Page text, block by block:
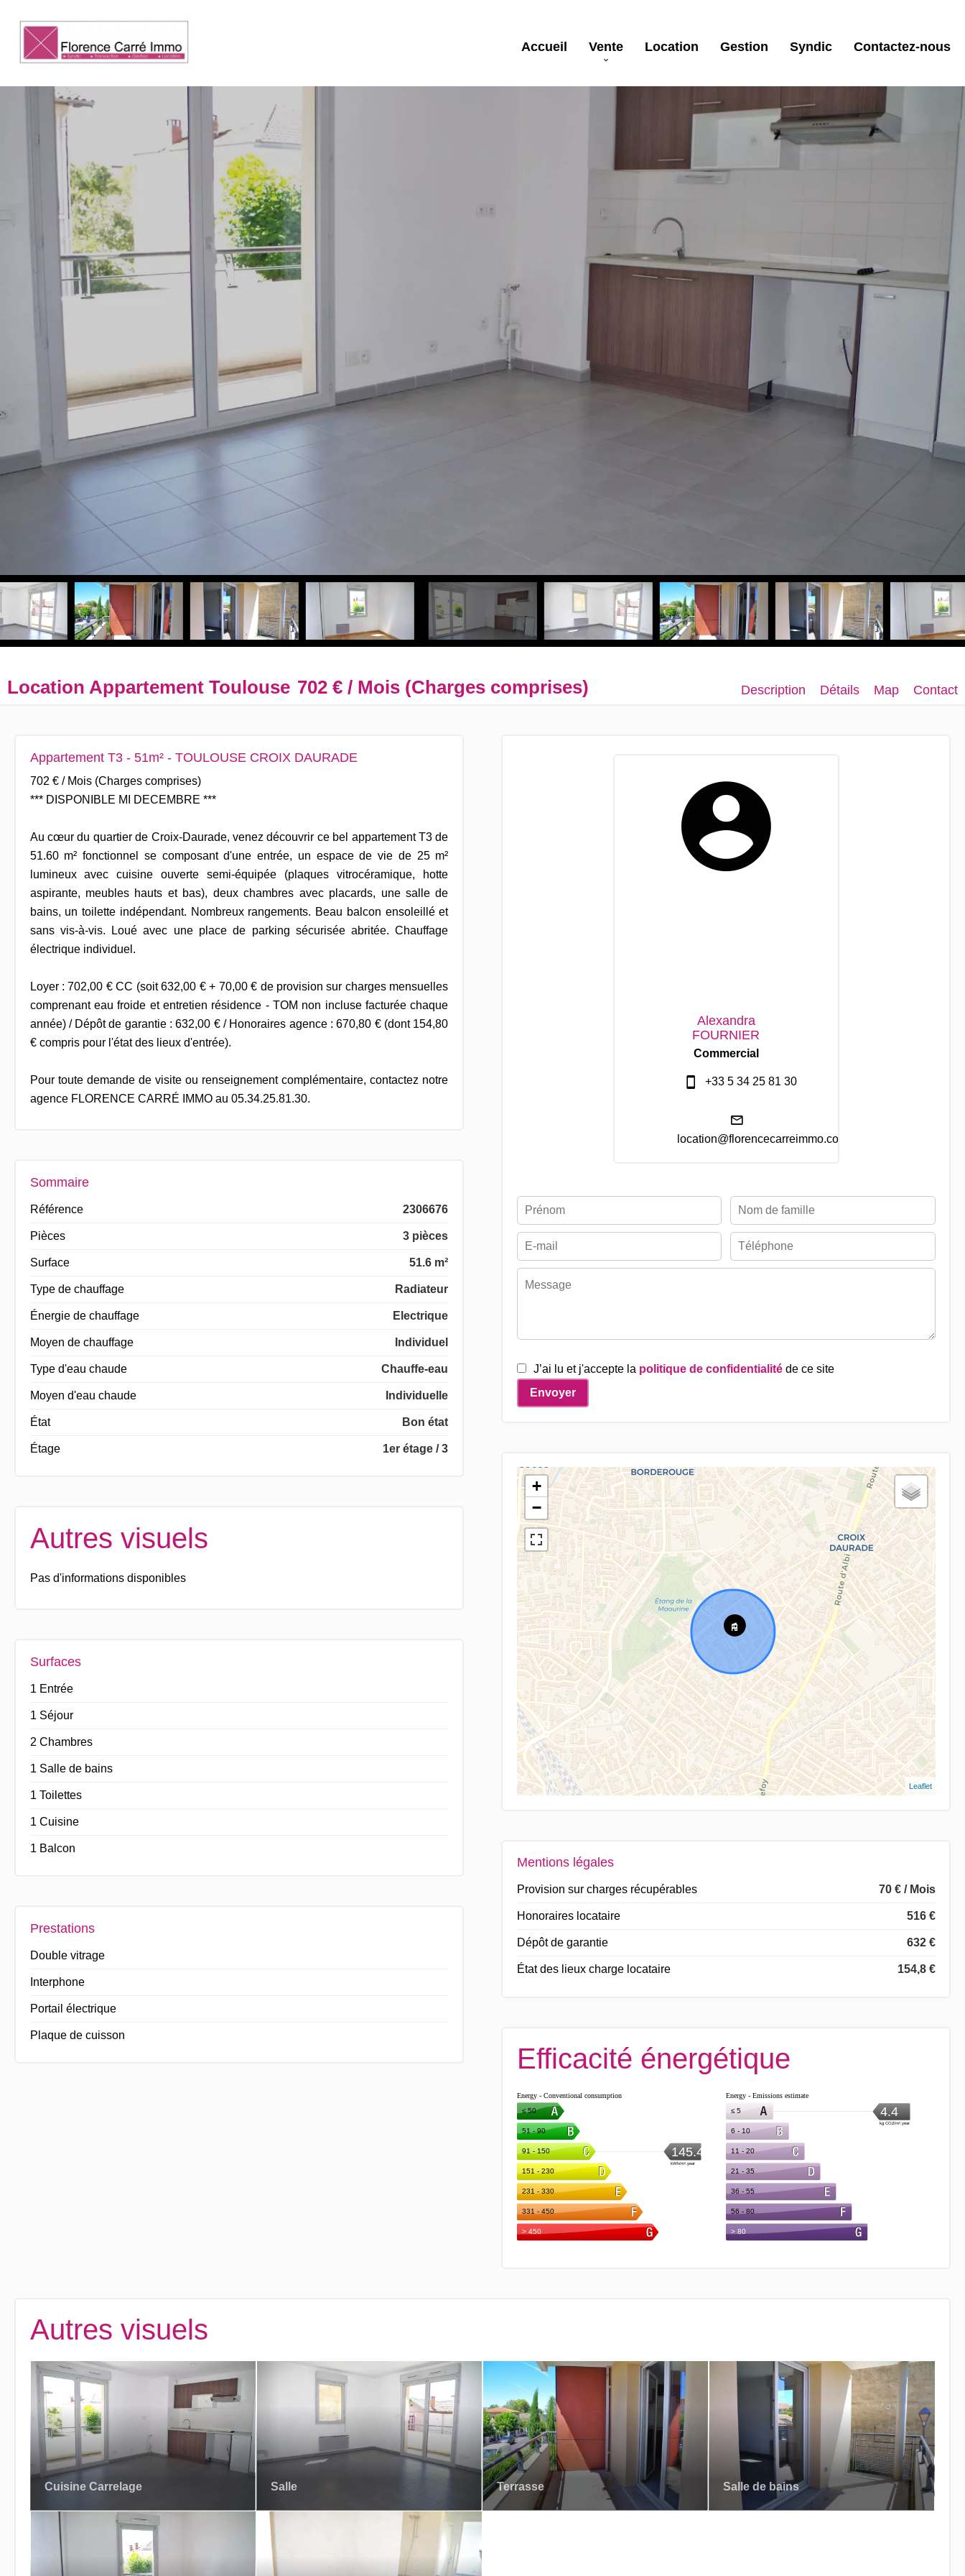
Accueil Vente Location Gestion Syndic Contactez-nous
Location Appartement Toulouse 702 € / Mois (Charges comprises) Description Détails Map Contact
Appartement T3 - 51m² - TOULOUSE CROIX DAURADE
702 € / Mois (Charges comprises)
*** DISPONIBLE MI DECEMBRE ***
Au cœur du quartier de Croix-Daurade, venez découvrir ce bel appartement T3 de
51.60 m² fonctionnel se composant d'une entrée, un espace de vie de 25 m²
lumineux avec cuisine ouverte semi-équipée (plaques vitrocéramique, hotte
aspirante, meubles hauts et bas), deux chambres avec placards, une salle de
bains, un toilette indépendant. Nombreux rangements. Beau balcon ensoleillé et
sans vis-à-vis. Loué avec une place de parking sécurisée abritée. Chauffage
électrique individuel.
Loyer : 702,00 € CC (soit 632,00 € + 70,00 € de provision sur charges mensuelles
comprenant eau froide et entretien résidence - TOM non incluse facturée chaque
année) / Dépôt de garantie : 632,00 € / Honoraires agence : 670,80 € (dont 154,80
€ compris pour l'état des lieux d'entrée).
Pour toute demande de visite ou renseignement complémentaire, contactez notre
agence FLORENCE CARRÉ IMMO au 05.34.25.81.30.
Sommaire
Référence 2306676
Pièces 3 pièces
Surface 51.6 m²
Type de chauffage Radiateur
Énergie de chauffage Electrique
Moyen de chauffage Individuel
Type d'eau chaude Chauffe-eau
Moyen d'eau chaude Individuelle
État Bon état
Étage 1er étage / 3
Autres visuels
Pas d'informations disponibles
Surfaces
1 Entrée
1 Séjour
2 Chambres
1 Salle de bains
1 Toilettes
1 Cuisine
1 Balcon
Prestations
Double vitrage
Interphone
Portail électrique
Plaque de cuisson
Alexandra
FOURNIER
Commercial
+33 5 34 25 81 30
location@florencecarreimmo.com
J’ai lu et j'accepte la politique de confidentialitéde ce site
Envoyer
+
−
Leaflet
Mentions légales
Provision sur charges récupérables 70 € / Mois
Honoraires locataire 516 €
Dépôt de garantie 632 €
État des lieux charge locataire 154,8 €
Efficacité énergétique
Autres visuels
Cuisine Carrelage Salle Terrasse Salle de bains